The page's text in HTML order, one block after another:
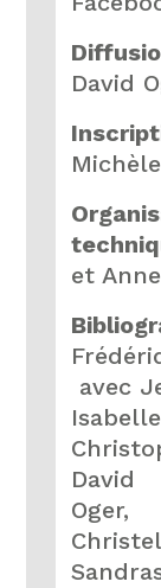
David
et
avec
David
Oger,